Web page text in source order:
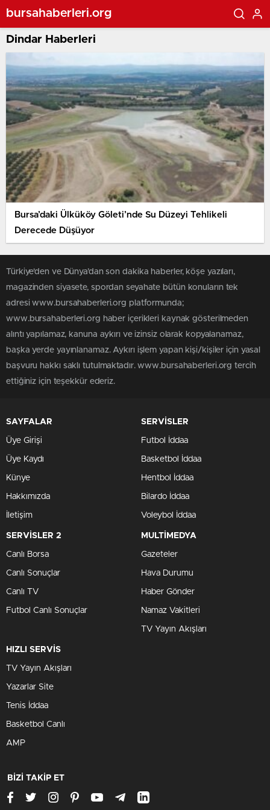
bursahaberleri.org
Dindar Haberleri
Bursa’daki Ülküköy Göleti’nde Su Düzeyi Tehlikeli
Derecede Düşüyor
Türkiye'den ve Dünya’dan son dakika haberler, köşe yazıları,
magazinden siyasete, spordan seyahate bütün konuların tek
adresi www.bursahaberleri.org platformunda;
www.bursahaberleri.org haber içerikleri kaynak gösterilmeden
alıntı yapılamaz, kanuna aykırı ve izinsiz olarak kopyalanamaz,
başka yerde yayınlanamaz. Aykırı işlem yapan kişi/kişiler için yasal
başvuru hakkı saklı tutulmaktadır. www.bursahaberleri.org tercih
ettiğiniz için teşekkür ederiz.
SAYFALAR
Üye Girişi
Üye Kaydı
Künye
Hakkımızda
İletişim
SERVİSLER
Futbol İddaa
Basketbol İddaa
Hentbol İddaa
Bilardo İddaa
Voleybol İddaa
SERVİSLER 2
Canlı Borsa
Canlı Sonuçlar
Canlı TV
Futbol Canlı Sonuçlar
MULTİMEDYA
Gazeteler
Hava Durumu
Haber Gönder
Namaz Vakitleri
TV Yayın Akışları
HIZLI SERVİS
TV Yayın Akışları
Yazarlar Site
Tenis İddaa
Basketbol Canlı
AMP
BİZİ TAKİP ET